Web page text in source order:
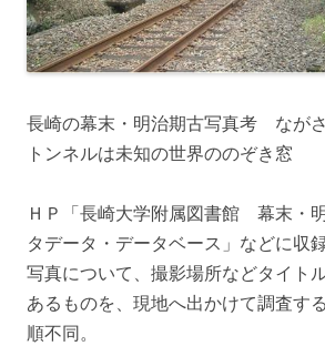
長崎の幕末・明治期古写真考 な
トンネルは未知の世界ののぞき窓
ＨＰ「長崎大学附属図書館 幕末・
タデータ・データベース」などに収
写真について、撮影場所などタイト
あるものを、現地へ出かけて調査す
順不同。